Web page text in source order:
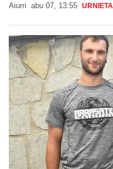
Aiurri abu 07, 13:55 URNIETA